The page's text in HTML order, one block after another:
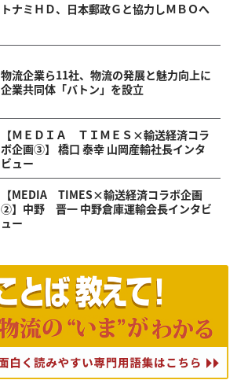
トナミＨＤ、日本郵政Ｇと協力しＭＢＯへ
物流企業ら11社、物流の発展と魅力向上に
企業共同体「バトン」を設立
【ＭＥＤＩＡ ＴＩＭＥＳ×輸送経済コラ
ボ企画③】 橋口 泰幸 山岡産輸社長インタ
ビュー
【MEDIA TIMES×輸送経済コラボ企画
②】中野 晋一 中野倉庫運輸会長インタビ
ュー